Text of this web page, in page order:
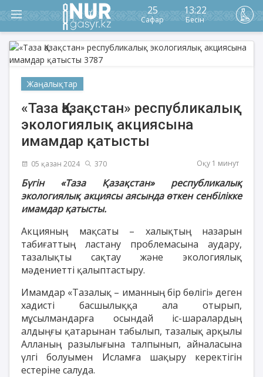
25
Сафар
13:22
Бесін
Жаңалықтар
«Таза Қазақстан» республикалық
экологиялық акциясына
имамдар қатысты
05 қазан 2024 370 Оқу 1 минут
Бүгін «Таза Қазақстан» республикалық
экологиялық акциясы аясында өткен сенбілікке
имамдар қатысты.
Акцияның мақсаты – халықтың назарын
табиғаттың ластану проблемасына аудару,
тазалықты сақтау және экологиялық
мәдениетті қалыптастыру.
Имамдар «Тазалық – иманның бір бөлігі» деген
хадисті басшылыққа ала отырып,
мұсылмандарға осындай іс-шаралардың
алдыңғы қатарынан табылып, тазалық арқылы
Алланың разылығына талпынып, айналасына
үлгі болуымен Исламға шақыру керектігін
естеріне салуда.